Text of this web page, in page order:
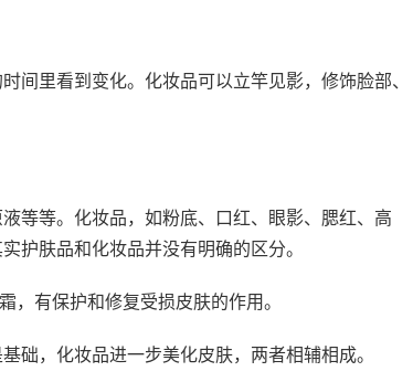
间里看到变化。化妆品可以立竿见影，修饰脸部、
等等。化妆品，如粉底、口红、眼影、腮红、高
护肤品和化妆品并没有明确的区分。
，有保护和修复受损皮肤的作用。
础，化妆品进一步美化皮肤，两者相辅相成。